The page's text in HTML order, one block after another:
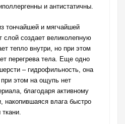
и антистатичны.
тончайшей и мягчайшей
слой создает великолепную
тепло внутри, но при этом
перегрева тела. Еще одно
– гидрофильность, она
этом на ощупь нет
благодаря активному
накопившаяся влага быстро
ткани.